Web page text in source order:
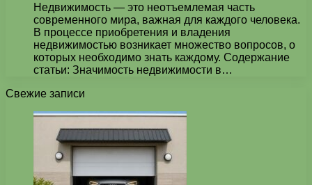
Недвижимость — это неотъемлемая часть
современного мира, важная для каждого человека.
В процессе приобретения и владения
недвижимостью возникает множество вопросов, о
которых необходимо знать каждому. Содержание
статьи: Значимость недвижимости в…
Свежие записи